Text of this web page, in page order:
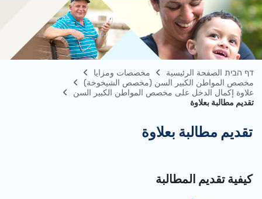
דף הבית الصفحة الرئيسية
مخصصات ومزايا
مخصص المواطن الكبير السن (مخصص الشيخوخة)
علاوة إكمال الدخل على مخصص المواطن الكبير السن
تقديم مطالبة بعلاوة
تقديم مطالبة بعلاوة
كيفية تقديم المطالبة